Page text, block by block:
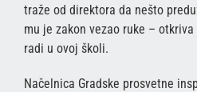
traže od direktora da nešto
mu je zakon vezao ruke –
radi u ovoj školi.
Načelnica Gradske prosvetne